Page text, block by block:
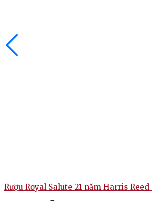
Rượu Royal Salute 21 năm Harris Reed